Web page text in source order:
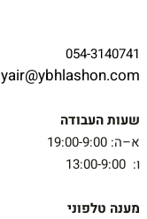
054-3140741
yair@ybhlashon.com
שעות העבודה
א–ה: 19:00-9:00
ו: 13:00-9:00
מענה טלפוני